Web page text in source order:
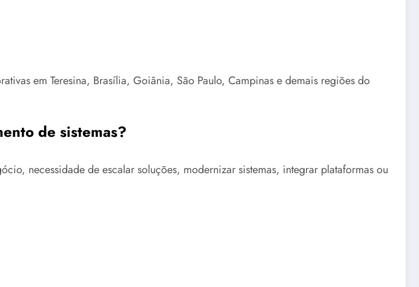
em Teresina, Brasília, Goiânia, São Paulo, Campinas e demais regiões do
de sistemas?
necessidade de escalar soluções, modernizar sistemas, integrar plataformas ou